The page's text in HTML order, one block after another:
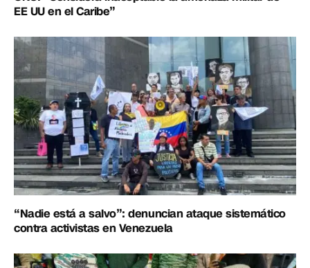
EE UU en el Caribe”
“Nadie está a salvo”: denuncian ataque sistemático
contra activistas en Venezuela